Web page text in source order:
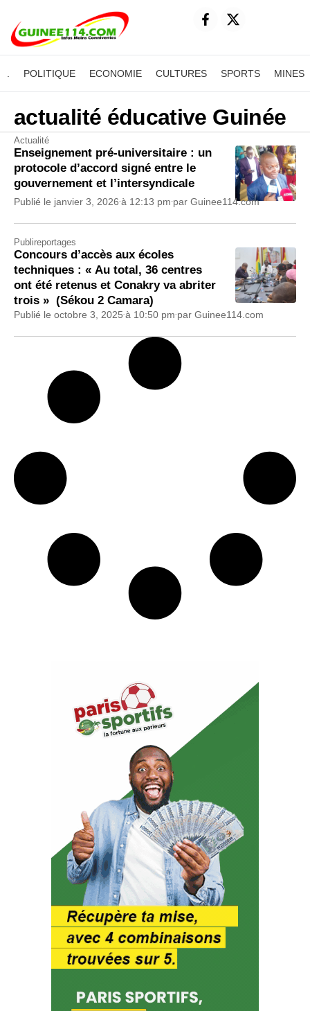
POLITIQUE ECONOMIE CULTURES SPORTS MINES
actualité éducative Guinée
Actualité
Enseignement pré-universitaire : un
protocole d’accord signé entre le
gouvernement et l’intersyndicale
Publié le janvier 3, 2026 à 12:13 pm par Guinee114.com
Publireportages
Concours d’accès aux écoles
techniques : « Au total, 36 centres
ont été retenus et Conakry va abriter
trois » (Sékou 2 Camara)
Publié le octobre 3, 2025 à 10:50 pm par Guinee114.com